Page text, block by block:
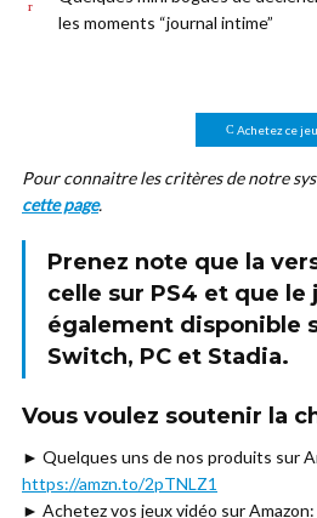
les moments “journal intime”
Achetez ce jeu
Pour connaitre les critères de notre
cette page.
Prenez note que la
celle sur PS4 et que le
également disponible
Switch, PC et Stadia.
Vous voulez soutenir la
► Quelques uns de nos produits sur
https://amzn.to/2pTNLZ1
► Achetez vos jeux vidéo sur Amazon: